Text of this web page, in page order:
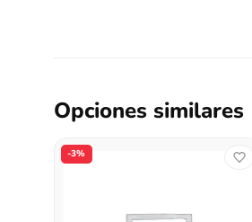
Opciones similares
-3%